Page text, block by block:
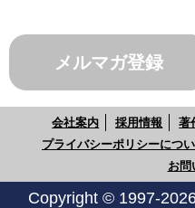
メルマガ登録
会社案内 採用情報 著
プライバシーポリシーにつ
お問
Copyright © 1997-